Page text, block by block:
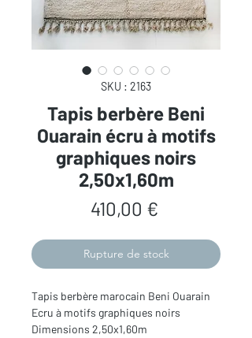
SKU : 2163
Tapis berbère Beni
Ouarain écru à motifs
graphiques noirs
2,50x1,60m
410,00 €Prix
Rupture de stock
Tapis berbère marocain Beni Ouarain
Ecru à motifs graphiques noirs
Dimensions 2,50x1,60m